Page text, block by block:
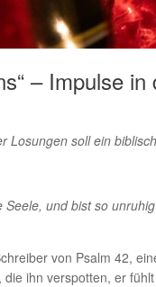
– Impulse
Losungen soll ein
Seele, und bist so
von Psalm 42,
ihn verspotten, er